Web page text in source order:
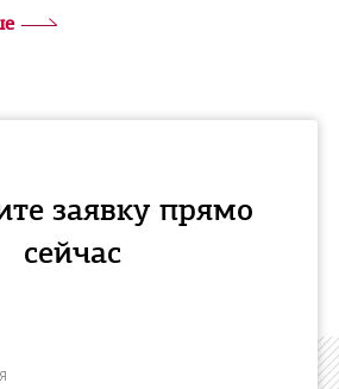
заявку прямо
сейчас